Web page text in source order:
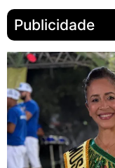
Publicidade